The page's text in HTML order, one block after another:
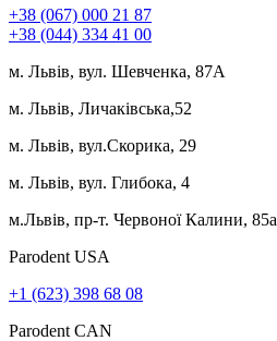
+38 (067) 000 21 87
+38 (044) 334 41 00
м. Львів, вул. Шевченка, 87А
м. Львів, Личаківська,52
м. Львів, вул.Скорика, 29
м. Львів, вул. Глибока, 4
м.Львів, пр-т. Червоної Калини, 85а
Parodent USА
+1 (623) 398 68 08
Parodent CAN